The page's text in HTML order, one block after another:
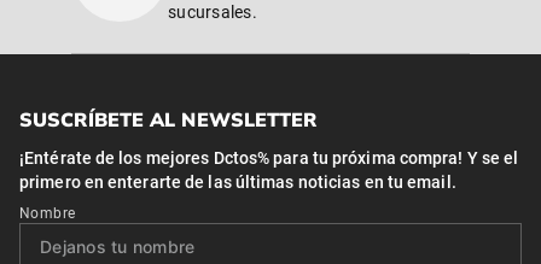
sucursales.
SUSCRÍBETE AL NEWSLETTER
¡Entérate de los mejores Dctos% para tu próxima compra! Y se el
primero en enterarte de las últimas noticias en tu email.
Nombre